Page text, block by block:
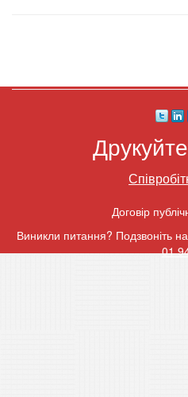
Договір
Виникли питання? Подзвоніть
01